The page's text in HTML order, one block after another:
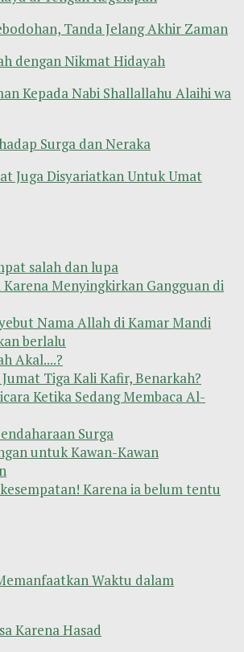
Tanda Jelang Akhir Zaman
dengan Nikmat Hidayah
Kepada Nabi Shallallahu Alaihi wa
Surga dan Neraka
Juga Disyariatkan Untuk Umat
salah dan lupa
Karena Menyingkirkan Gangguan di
Nama Allah di Kamar Mandi
berlalu
Akal....?
Tiga Kali Kafir, Benarkah?
Ketika Sedang Membaca Al-
Surga
untuk Kawan-Kawan
Karena ia belum tentu
Waktu dalam
Karena Hasad